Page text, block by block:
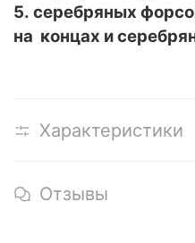
5. серебряных
на концах и
Характеристики
Отзывы